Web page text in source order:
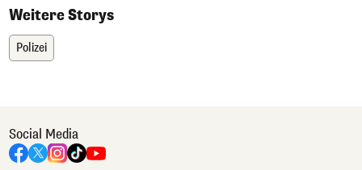
Weitere Storys
Polizei
Social Media